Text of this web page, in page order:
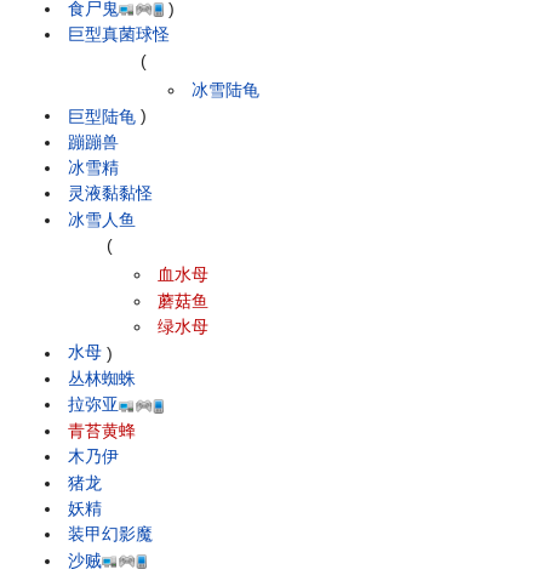
食尸鬼
)
巨型真菌球怪
巨型陆龟
(
冰雪陆龟
)
蹦蹦兽
冰雪精
灵液黏黏怪
冰雪人鱼
水母
(
血水母
蘑菇鱼
绿水母
)
丛林蜘蛛
拉弥亚
青苔黄蜂
木乃伊
猪龙
妖精
装甲幻影魔
沙贼